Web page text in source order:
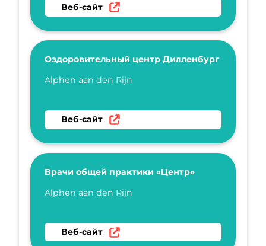
Перейти на веб-сайт Клиника врачей
Веб-сайт
Оздоровительный центр Дилленбург
Укажите имя
Alphen aan den Rijn
Перейти на веб-сайт Оздоровительный
Веб-сайт
Врачи общей практики «Центр»
Укажите имя
Alphen aan den Rijn
Перейти на веб-сайт Врачи общей
Веб-сайт